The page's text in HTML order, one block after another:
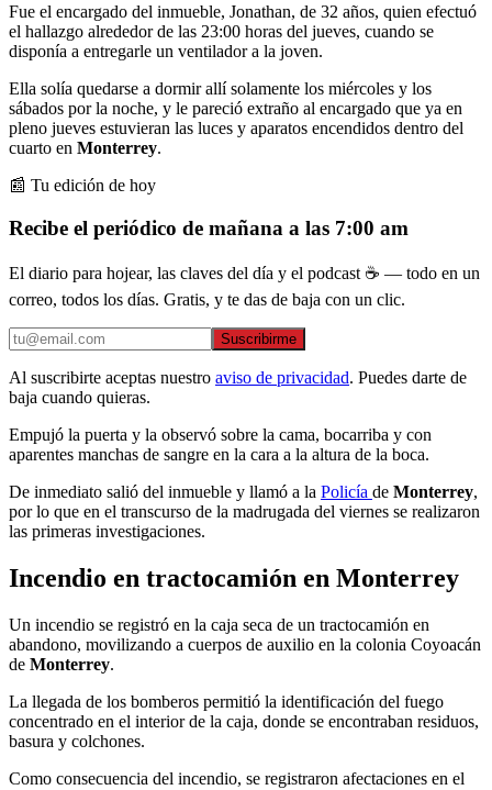
Fue el encargado del inmueble, Jonathan, de 32 años, quien efectuó
el hallazgo alrededor de las 23:00 horas del jueves, cuando se
disponía a entregarle un ventilador a la joven.
Ella solía quedarse a dormir allí solamente los miércoles y los
sábados por la noche, y le pareció extraño al encargado que ya en
pleno jueves estuvieran las luces y aparatos encendidos dentro del
cuarto en Monterrey.
📰 Tu edición de hoy
Recibe el periódico de mañana a las 7:00 am
El diario para hojear, las claves del día y el podcast ☕ — todo en un
correo, todos los días. Gratis, y te das de baja con un clic.
Suscribirme
Al suscribirte aceptas nuestro aviso de privacidad. Puedes darte de
baja cuando quieras.
Empujó la puerta y la observó sobre la cama, bocarriba y con
aparentes manchas de sangre en la cara a la altura de la boca.
De inmediato salió del inmueble y llamó a la Policía de Monterrey,
por lo que en el transcurso de la madrugada del viernes se realizaron
las primeras investigaciones.
Incendio en tractocamión en Monterrey
Un incendio se registró en la caja seca de un tractocamión en
abandono, movilizando a cuerpos de auxilio en la colonia Coyoacán
de Monterrey.
La llegada de los bomberos permitió la identificación del fuego
concentrado en el interior de la caja, donde se encontraban residuos,
basura y colchones.
Como consecuencia del incendio, se registraron afectaciones en el